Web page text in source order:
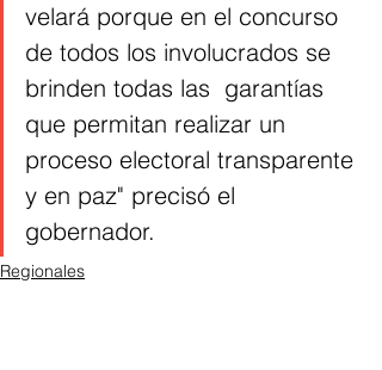
velará porque en el concurso
de todos los involucrados se
brinden todas las  garantías
que permitan realizar un
proceso electoral transparente
y en paz" precisó el
gobernador.
Regionales